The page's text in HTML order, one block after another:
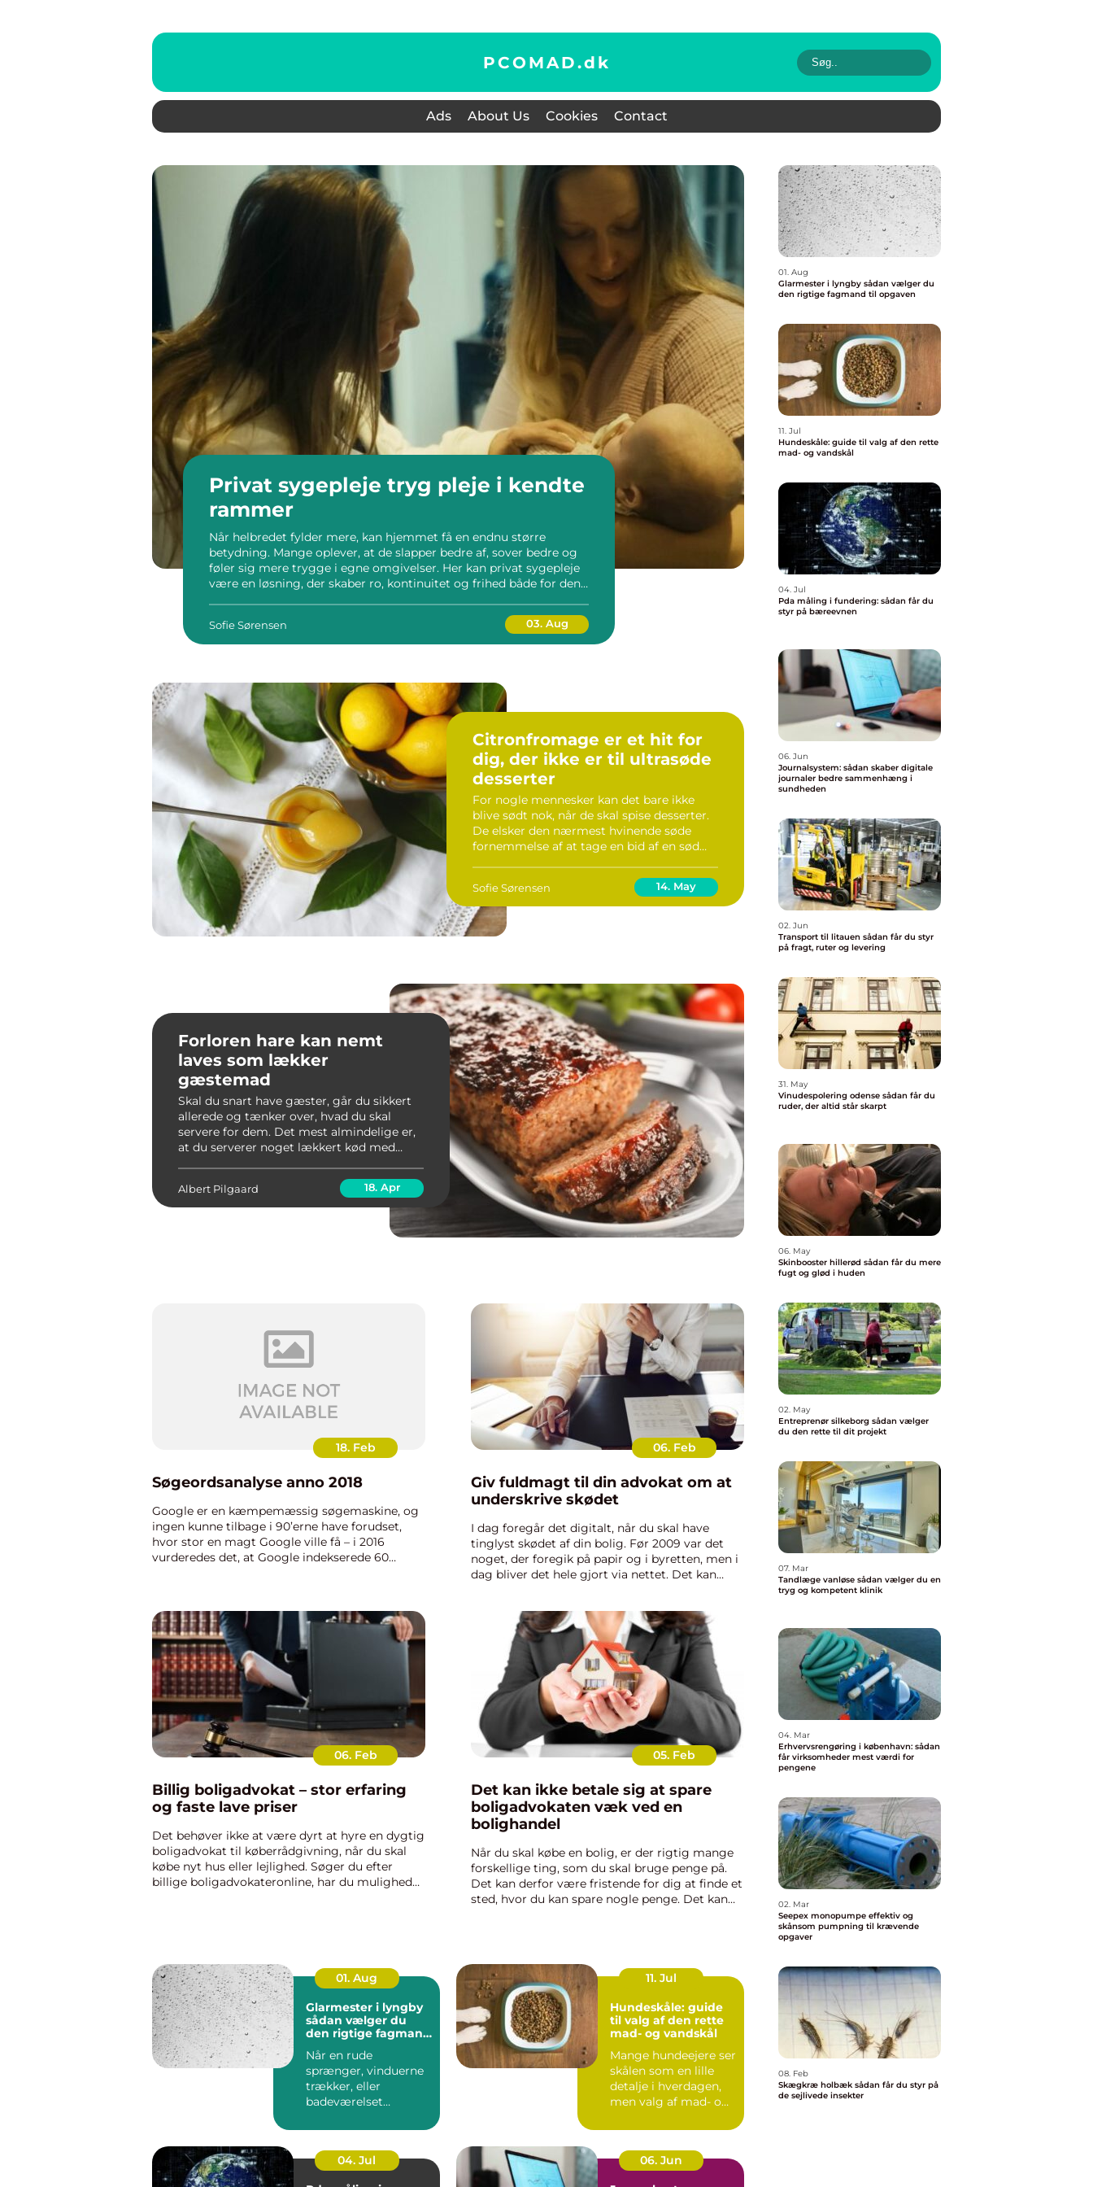
PCOMAD.dk
Ads About Us Cookies Contact
Privat sygepleje tryg pleje i kendte
rammer
Når helbredet fylder mere, kan hjemmet få en endnu større
betydning. Mange oplever, at de slapper bedre af, sover bedre og
føler sig mere trygge i egne omgivelser. Her kan privat sygepleje
være en løsning, der skaber ro, kontinuitet og frihed både for den,
Sofie Sørensen 03. Aug
Citronfromage er et hit for
dig, der ikke er til ultrasøde
desserter
For nogle mennesker kan det bare ikke
blive sødt nok, når de skal spise desserter.
De elsker den nærmest hvinende søde
fornemmelse af at tage en bid af en sød
Sofie Sørensen 14. May
Forloren hare kan nemt
laves som lækker
gæstemad
Skal du snart have gæster, går du sikkert
allerede og tænker over, hvad du skal
servere for dem. Det mest almindelige er,
at du serverer noget lækkert kød med
Albert Pilgaard 18. Apr
18. Feb
Søgeordsanalyse anno 2018
Google er en kæmpemæssig søgemaskine, og
ingen kunne tilbage i 90’erne have forudset,
hvor stor en magt Google ville få – i 2016
vurderedes det, at Google indekserede 60
06. Feb
Giv fuldmagt til din advokat om at
underskrive skødet
I dag foregår det digitalt, når du skal have
tinglyst skødet af din bolig. Før 2009 var det
noget, der foregik på papir og i byretten, men i
dag bliver det hele gjort via nettet. Det kan
06. Feb
Billig boligadvokat – stor erfaring
og faste lave priser
Det behøver ikke at være dyrt at hyre en dygtig
boligadvokat til køberrådgivning, når du skal
købe nyt hus eller lejlighed. Søger du efter
billige boligadvokateronline, har du mulighed
05. Feb
Det kan ikke betale sig at spare
boligadvokaten væk ved en
bolighandel
Når du skal købe en bolig, er der rigtig mange
forskellige ting, som du skal bruge penge på.
Det kan derfor være fristende for dig at finde et
sted, hvor du kan spare nogle penge. Det kan
01. Aug
Glarmester i lyngby
sådan vælger du
den rigtige fagmand
Når en rude
sprænger, vinduerne
trækker, eller
badeværelset
spejl, er en glarmest...
11. Jul
Hundeskåle: guide
til valg af den rette
mad- og vandskål
Mange hundeejere ser
skålen som en lille
detalje i hverdagen,
men valg af mad- og
04. Jul
06. Jun
01. Aug
Glarmester i lyngby sådan vælger du
den rigtige fagmand til opgaven
11. Jul
Hundeskåle: guide til valg af den rette
mad- og vandskål
04. Jul
Pda måling i fundering: sådan får du
styr på bæreevnen
06. Jun
Journalsystem: sådan skaber digitale
journaler bedre sammenhæng i
sundheden
02. Jun
Transport til litauen sådan får du styr
på fragt, ruter og levering
31. May
Vinudespolering odense sådan får du
ruder, der altid står skarpt
06. May
Skinbooster hillerød sådan får du mere
fugt og glød i huden
02. May
Entreprenør silkeborg sådan vælger
du den rette til dit projekt
07. Mar
Tandlæge vanløse sådan vælger du en
tryg og kompetent klinik
04. Mar
Erhvervsrengøring i københavn: sådan
får virksomheder mest værdi for
pengene
02. Mar
Seepex monopumpe effektiv og
skånsom pumpning til krævende
opgaver
08. Feb
Skægkræ holbæk sådan får du styr på
de sejlivede insekter